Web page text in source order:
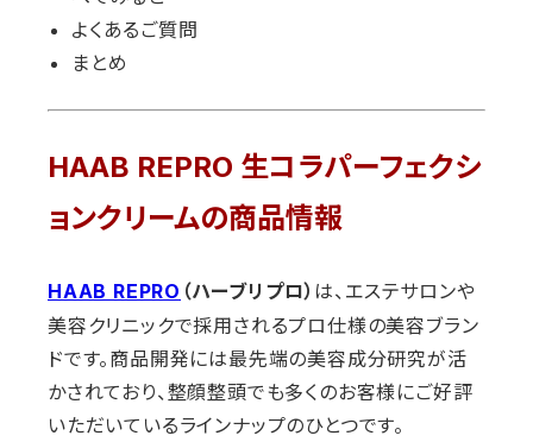
よくあるご質問
まとめ
HAAB REPRO 生コラパーフェクシ
ョンクリームの商品情報
HAAB REPRO （ハーブリプロ） は、エステサロンや
美容クリニックで採用されるプロ仕様の美容ブラン
ドです。商品開発には最先端の美容成分研究が活
かされており、整顔整頭でも多くのお客様にご好評
いただいているラインナップのひとつです。